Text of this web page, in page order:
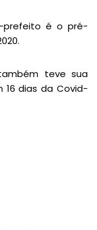
prefeito é o pré-
teve sua
16 dias da Covid-